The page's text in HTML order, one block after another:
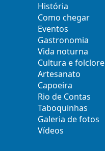
História
Como chegar
Eventos
Gastronomia
Vida noturna
Cultura e folclore
Artesanato
Capoeira
Rio de Contas
Taboquinhas
Galeria de fotos
Vídeos